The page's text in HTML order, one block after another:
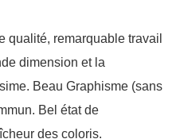
qualité, remarquable travail
dimension et la
Beau Graphisme (sans
Bel état de
des coloris.